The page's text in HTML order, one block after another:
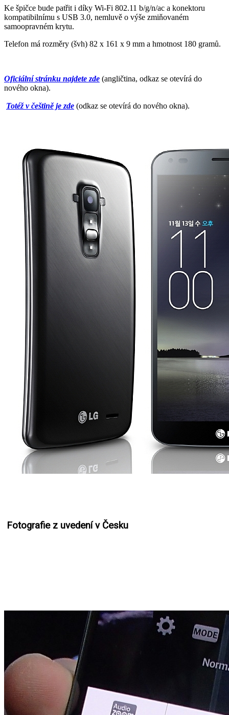
Ke špičce bude patřit i díky Wi-Fi 802.11 b/g/n/ac a konektoru
kompatibilnímu s USB 3.0, nemluvě o výše zmiňovaném
samoopravném krytu.
Telefon má rozměry (švh) 82 x 161 x 9 mm a hmotnost 180 gramů.
Oficiální stránku najdete zde (angličtina, odkaz se otevírá do
nového okna).
Totéž v češtině je zde (odkaz se otevírá do nového okna).
Fotografie z uvedení v Česku